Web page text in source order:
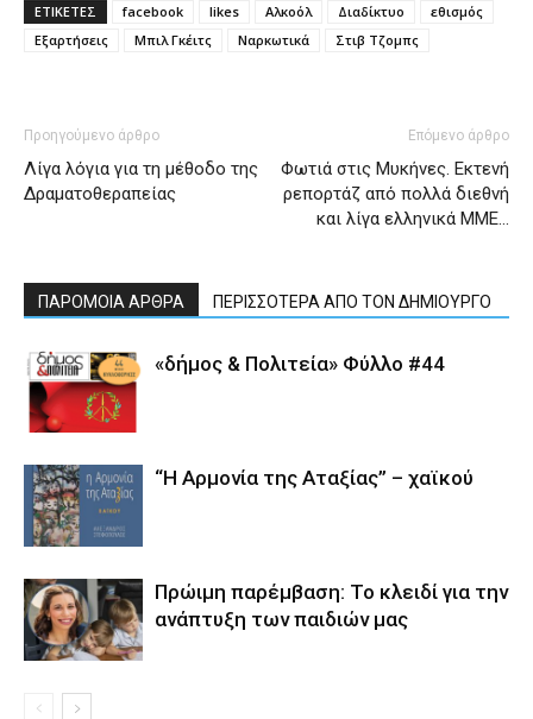
ΕΤΙΚΕΤΕΣ facebook likes Αλκοόλ Διαδίκτυο
εθισμός
Εξαρτήσεις
Μπιλ Γκέιτς Ναρκωτικά Στιβ Τζομπς
Προηγούμενο άρθρο
Λίγα λόγια για τη μέθοδο της
Δραματοθεραπείας
Επόμενο άρθρο
Φωτιά στις Μυκήνες. Εκτενή
ρεπορτάζ από πολλά διεθνή
και λίγα ελληνικά ΜΜΕ…
ΠΑΡΟΜΟΙΑ ΑΡΘΡΑ ΠΕΡΙΣΣΟΤΕΡΑ ΑΠΟ ΤΟΝ ΔΗΜΙΟΥΡΓΟ
«δήμος & Πολιτεία» Φύλλο #44
“Η Αρμονία της Αταξίας” – χαϊκού
Πρώιμη παρέμβαση: Το κλειδί για την
ανάπτυξη των παιδιών µας